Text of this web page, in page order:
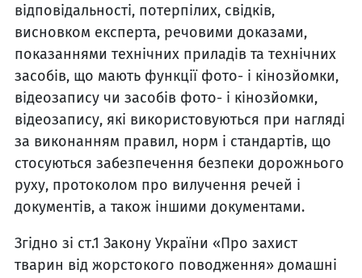
відповідальності, потерпілих, свідків,
висновком експерта, речовими доказами,
показаннями технічних приладів та технічних
засобів, що мають функції фото- і кінозйомки,
відеозапису чи засобів фото- і кінозйомки,
відеозапису, які використовуються при нагляді
за виконанням правил, норм і стандартів, що
стосуються забезпечення безпеки дорожнього
руху, протоколом про вилучення речей і
документів, а також іншими документами.
Згідно зі ст.1 Закону України «Про захист
тварин від жорстокого поводження» домашні